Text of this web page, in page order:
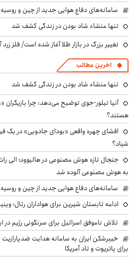
سامانه‌های دفاع هوایی جدید از چین و روسیه
تنها منشاء شاد بودن در زندگی کشف شد
تغییر بزرگ در بازار طلا آغاز شده است/ فلز
آخرین مطالب
تنها منشاء شاد بودن در زندگی کشف شد
آنیا تیلور-جوی توضیح می‌دهد: چرا بازیگران
هستند؟
افشای چهره واقعی «بودای جادویی» در یک
شیاد؟
جنجال تازه هوش مصنوعی در هالیوود؛ الی
به هوش مصنوعی آلوده شد
سامانه‌های دفاع هوایی جدید از چین و روسیه
ادامه تابستان شیرین برای هواداران رئال؛
تلاش ناموفق اسرائیل برای سرنگونی رژیم در
خیبرشکن ایران به سامانه هدایت
برای پاتریوت و تاد آمریکا